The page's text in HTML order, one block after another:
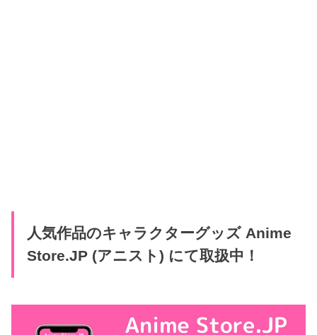
人気作品のキャラクターグッズ Anime
Store.JP (アニスト) にて取扱中！